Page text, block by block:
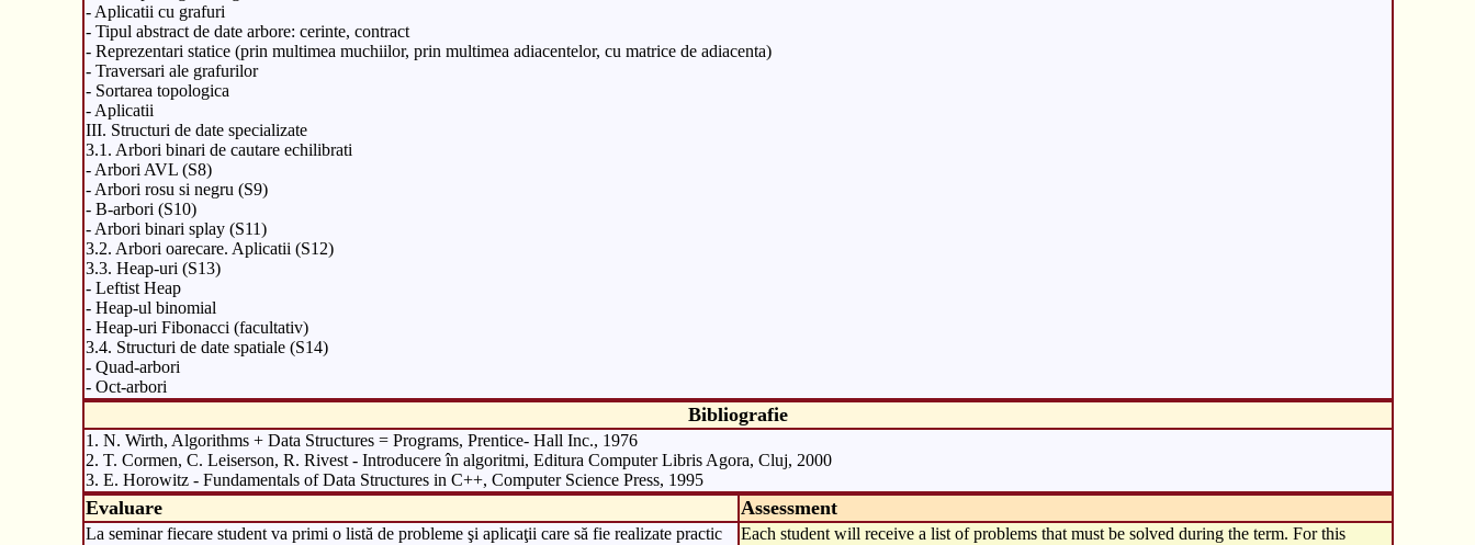
- Aplicatii cu grafuri
- Tipul abstract de date arbore: cerinte, contract
- Reprezentari statice (prin multimea muchiilor, prin multimea adiacentelor, cu matrice de adiacenta)
- Traversari ale grafurilor
- Sortarea topologica
- Aplicatii
III. Structuri de date specializate
3.1. Arbori binari de cautare echilibrati
- Arbori AVL (S8)
- Arbori rosu si negru (S9)
- B-arbori (S10)
- Arbori binari splay (S11)
3.2. Arbori oarecare. Aplicatii (S12)
3.3. Heap-uri (S13)
- Leftist Heap
- Heap-ul binomial
- Heap-uri Fibonacci (facultativ)
3.4. Structuri de date spatiale (S14)
- Quad-arbori
- Oct-arbori
Bibliografie
1. N. Wirth, Algorithms + Data Structures = Programs, Prentice- Hall Inc., 1976
2. T. Cormen, C. Leiserson, R. Rivest - Introducere în algoritmi, Editura Computer Libris Agora, Cluj, 2000
3. E. Horowitz - Fundamentals of Data Structures in C++, Computer Science Press, 1995
Evaluare Assessment
La seminar fiecare student va primi o listă de probleme şi aplicaţii care să fie realizate practic
Each student will receive a list of problems that must be solved during the term. For this